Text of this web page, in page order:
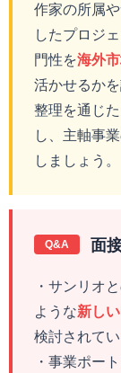
作家の所属
したプロジ
門性を海外
活かせるか
整理を通じ
し、主軸事
しましょう。
Q&A 面
・サンリオ
ような新し
検討されて
・事業ポー